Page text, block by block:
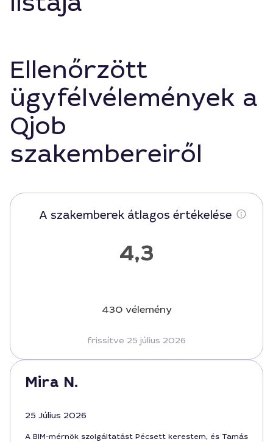
Ellenőrzött
ügyfélvélemények a
Qjob
szakembereiről
A szakemberek átlagos értékelése
4,3
430 vélemény
frissítve 25 július 2026
Mira N.
25 Július 2026
A BIM-mérnök szolgáltatást Pécsett kerestem, és Tamás